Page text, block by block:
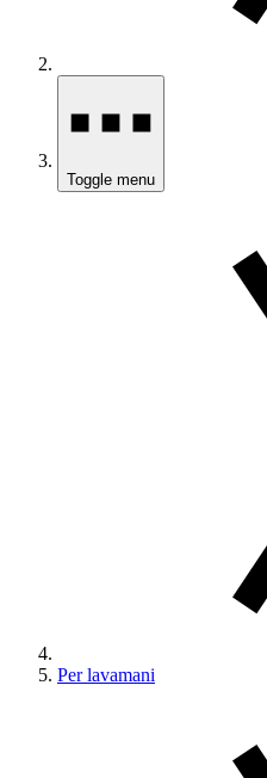
Toggle menu
Per lavamani